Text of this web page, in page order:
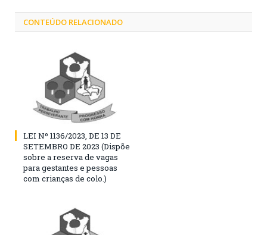
CONTEÚDO RELACIONADO
LEI Nº 1136/2023, DE 13 DE
SETEMBRO DE 2023 (Dispõe
sobre a reserva de vagas
para gestantes e pessoas
com crianças de colo.)